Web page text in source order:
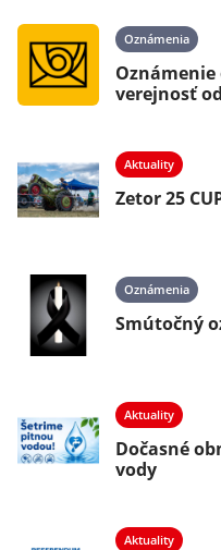
Oznámenia
verejnosť
Aktuality
Zetor 25
Oznámenia
Smútočný
Aktuality
Dočasné
vody
Aktuality